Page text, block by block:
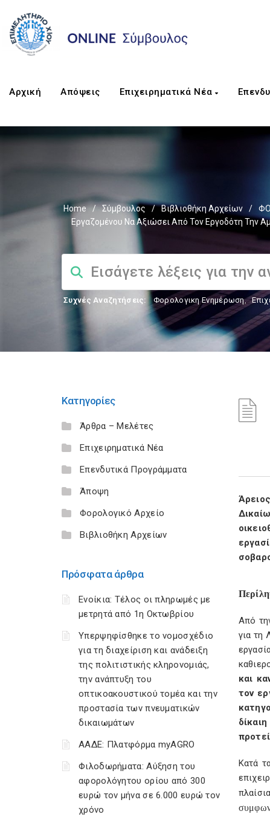
Αρχική Απόψεις Επιχειρηματικά Νέα
Home / Σύμβουλος / Βιβλιοθήκη Αρχείων /
Εργαζομένου Να Αξιώσει Από Τον Εργοδότη Την
Συχνές Αναζητήσεις: Φορολογικη Ενημέρωση,
Κατηγορίες
Άρθρα – Μελέτες
Επιχειρηματικά Νέα
Επενδυτικά Προγράμματα
Άποψη
Φορολογικό Αρχείο
Βιβλιοθήκη Αρχείων
Πρόσφατα άρθρα
Ενοίκια: Τέλος οι πληρωμές με
μετρητά από 1η Οκτωβρίου
Υπερψηφίσθηκε το νομοσχέδιο
για τη διαχείριση και ανάδειξη
της πολιτιστικής κληρονομιάς,
την ανάπτυξη του
οπτικοακουστικού τομέα και την
προστασία των πνευματικών
δικαιωμάτων
ΑΑΔΕ: Πλατφόρμα myAGRO
Φιλοδωρήματα: Αύξηση του
αφορολόγητου ορίου από 300
ευρώ τον μήνα σε 6.000 ευρώ τον
χρόνο
Από
για τη
και
τον
Κατά